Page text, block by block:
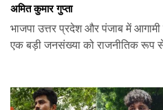
अमित कुमार गुप्ता
भाजपा उत्तर प्रदेश और पंजाब में
एक बड़ी जनसंख्या को राजनीतिक रूप